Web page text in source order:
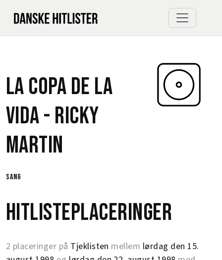
La Copa De La
Vida - Ricky
Martin
sang
Hitlisteplaceringer
2 placeringer på Tjeklisten mellem lørdag den 15.